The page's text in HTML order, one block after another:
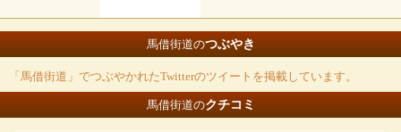
馬借街道のつぶやき
「馬借街道」でつぶやかれたTwitterのツイートを掲載しています。
馬借街道のクチコミ